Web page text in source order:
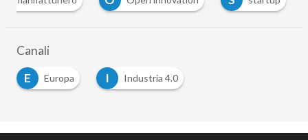
Canali
E
Europa I
Industria 4.0